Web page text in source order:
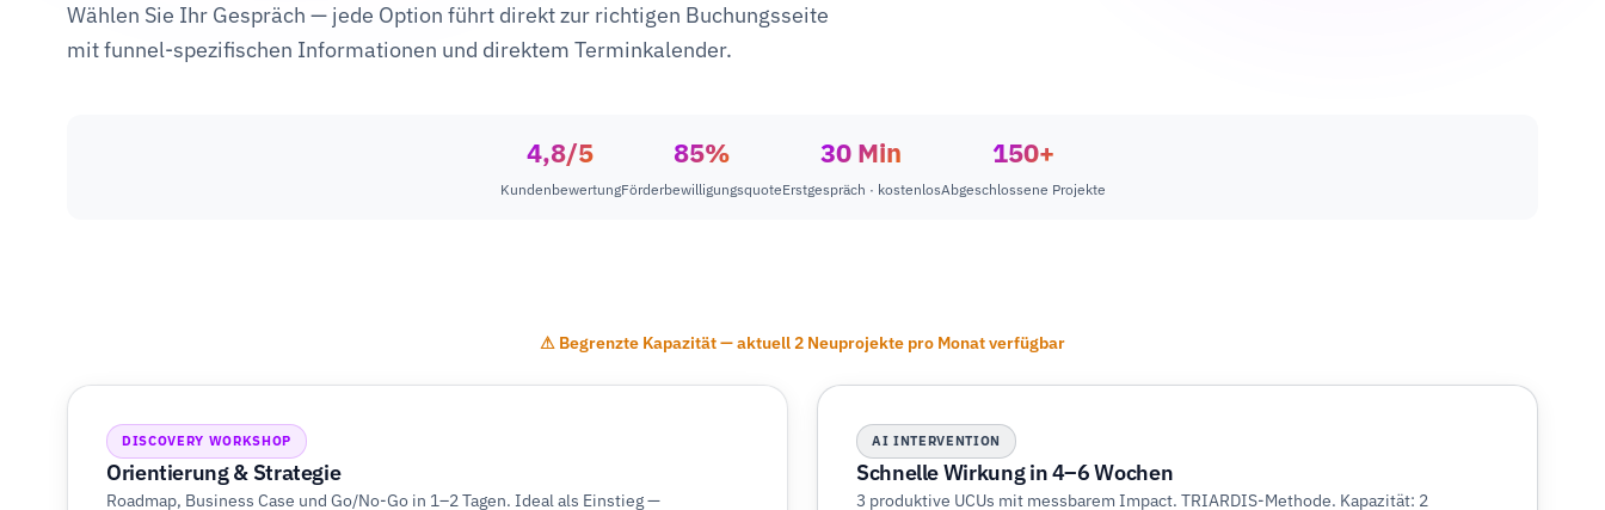
Wählen Sie Ihr Gespräch — jede Option führt direkt zur richtigen Buchungsseite
mit funnel-spezifischen Informationen und direktem Terminkalender.
4,8/5
Kundenbewertung
85%
Förderbewilligungsquote
30 Min
Erstgespräch · kostenlos
150+
Abgeschlossene Projekte
⚠ Begrenzte Kapazität — aktuell 2 Neuprojekte pro Monat verfügbar
DISCOVERY WORKSHOP
Orientierung & Strategie
Roadmap, Business Case und Go/No-Go in 1–2 Tagen. Ideal als Einstieg —
AI INTERVENTION
Schnelle Wirkung in 4–6 Wochen
3 produktive UCUs mit messbarem Impact. TRIARDIS-Methode. Kapazität: 2